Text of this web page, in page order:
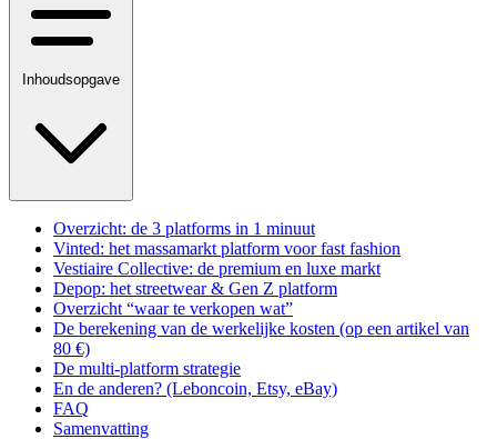
Inhoudsopgave
Overzicht: de 3 platforms in 1 minuut
Vinted: het massamarkt platform voor fast fashion
Vestiaire Collective: de premium en luxe markt
Depop: het streetwear & Gen Z platform
Overzicht “waar te verkopen wat”
De berekening van de werkelijke kosten (op een artikel van
80 €)
De multi-platform strategie
En de anderen? (Leboncoin, Etsy, eBay)
FAQ
Samenvatting